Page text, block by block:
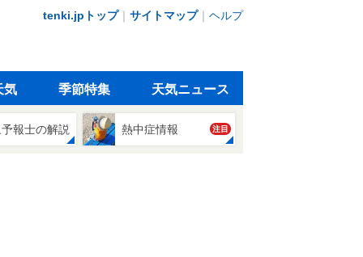
tenki.jpトップ｜ サイトマップ｜ ヘルプ
気 季節特集 天気ニュース
報士の解説 熱中症情報 注目